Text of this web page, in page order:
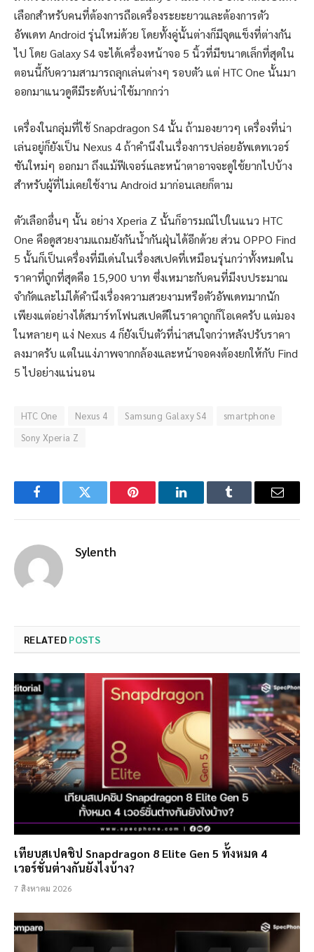
เลือกสำหรับคนที่ต้องการถือเครื่องระยะยาวและต้องการตัว
อัพเดท Android รุ่นใหม่ด้วย โดยทั้งคู่นั้นต่างก็มีจุดแข็งที่ต่างกัน
ไป โดย Galaxy S4 จะได้เครื่องหน้าจอ 5 นิ้วที่มีขนาดเล็กที่สุดใน
ตอนนี้กับความสามารถลุกเล่นต่างๆ รอบตัว แต่ HTC One นั้นมา
ออกมาแนวดูดีมีระดับน่าใช้มากกว่า
เครื่องในกลุ่มที่ใช้ Snapdragon S4 นั้น ถ้ามองยาวๆ เครื่องที่น่า
เล่นอยู่ก็ยังเป็น Nexus 4 ถ้าคำนึงในเรื่องการปล่อยอัพเดทเวอร์
ชันใหม่ๆ ออกมา ถึงแม้ฟีเจอร์และหน้าตาอาจจะดูใช้ยากไปบ้าง
สำหรับผู้ที่ไม่เคยใช้งาน Android มาก่อนเลยก็ตาม
ตัวเลือกอื่นๆ นั้น อย่าง Xperia Z นั้นก็อารมณ์ไปในแนว HTC
One คือดูสวยงามแถมยังกันน้ำกันฝุ่นได้อีกด้วย ส่วน OPPO Find
5 นั้นก็เป็นเครื่องที่มีเด่นในเรื่องสเปคที่เหมือนรุ่นกว่าทั้งหมดใน
ราคาที่ถูกที่สุดคือ 15,900 บาท ซึ่งเหมาะกับคนที่มีงบประมาณ
จำกัดและไม่ได้คำนึงเรื่องความสวยงามหรือตัวอัพเดทมากนัก
เพียงแต่อย่างได้สมาร์ทโฟนสเปคดีในราคาถูกก็โอเคครับ แต่มอง
ในหลายๆ แง่ Nexus 4 ก็ยังเป็นตัวที่น่าสนใจกว่าหลังปรับราคา
ลงมาครับ แต่ในแง่ภาพจากกล้องและหน้าจอคงต้องยกให้กับ Find
5 ไปอย่างแน่นอน
HTC One Nexus 4 Samsung Galaxy S4
smartphone
Sony Xperia Z
FacebookTwitter Pinterest LinkedInTumblr Email
Sylenth
RELATED POSTS
เทียบสเปคชิป Snapdragon 8 Elite Gen 5 ทั้งหมด 4
เวอร์ชั่นต่างกันยังไงบ้าง?
7 สิงหาคม 2026